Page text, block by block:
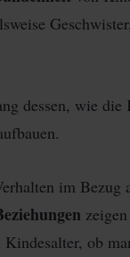
dessen, wie
im Bezug
ob